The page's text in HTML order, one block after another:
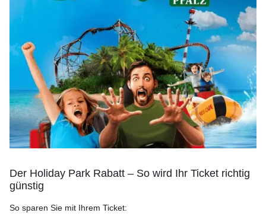
Der Holiday Park Rabatt – So wird Ihr Ticket richtig
günstig
So sparen Sie mit Ihrem Ticket: